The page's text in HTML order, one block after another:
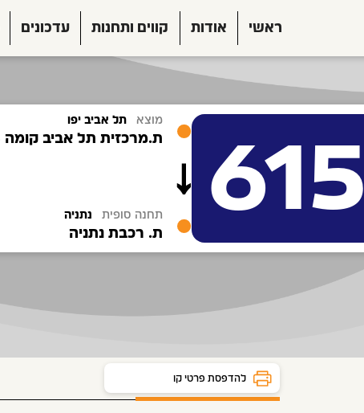
ראשי אודות קווים ותחנות עדכונים
615
מוצא תל אביב יפו
ת.מרכזית תל אביב קומה 6/רציפים
תחנה סופית נתניה
ת. רכבת נתניה
להדפסת פרטי קו
לוח זמנים ותחנות